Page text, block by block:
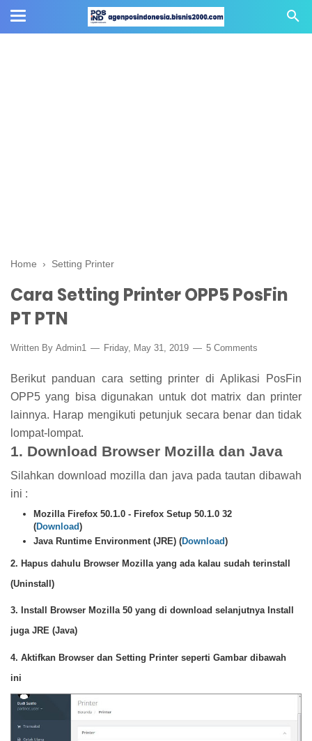
Home › Setting Printer
Cara Setting Printer OPP5 PosFin
PT PTN
Written By Admin1 Friday, May 31, 2019 5 Comments
Berikut panduan cara setting printer di Aplikasi PosFin
OPP5 yang bisa digunakan untuk dot matrix dan printer
lainnya. Harap mengikuti petunjuk secara benar dan tidak
lompat-lompat.
1. Download Browser Mozilla dan Java
Silahkan download mozilla dan java pada tautan dibawah
ini :
Mozilla Firefox 50.1.0 - Firefox Setup 50.1.0 32
(Download)
Java Runtime Environment (JRE) (Download)
2. Hapus dahulu Browser Mozilla yang ada kalau sudah terinstall
(Uninstall)
3. Install Browser Mozilla 50 yang di download selanjutnya Install
juga JRE (Java)
4. Aktifkan Browser dan Setting Printer seperti Gambar dibawah
ini